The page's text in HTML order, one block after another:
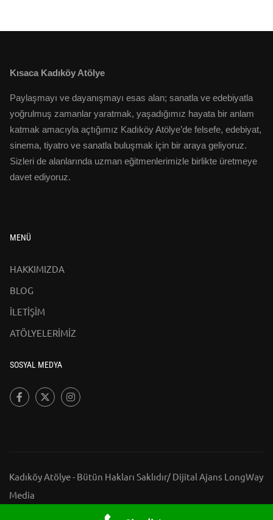
Kısaca Kadıköy Atölye
Paylaşmayı ve dayanışmayı esas alan; sanatla ve edebiyatla
yoğrulmuş zamanlar yaratmak, yaşadığımız hayata bir anlam
katmak amacıyla açtığımız Kadıköy Atölye’de felsefe, edebiyat,
sinema, tiyatro ve sanatla buluşmak için bir araya geliyoruz.
Sizleri de alanlarında uzman eğitmenlerimizle birlikte üretmeye
davet ediyoruz.
MENÜ
HAKKIMIZDA
BLOG
İLETİŞİM
ATÖLYELERİMİZ
SOSYAL MEDYA
Kadıköy Atölye - Bütün Hakları Saklıdır/ Dijital Ajans LongWay
Media
İLETİŞİM